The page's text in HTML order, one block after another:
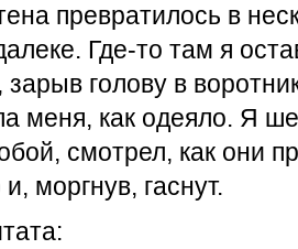
превратилось в
Где-то там я
голову в
меня, как одеяло. Я
смотрел, как они
моргнув, гаснут.